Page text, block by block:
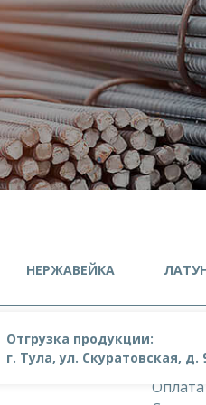
Отгрузка продукции:
г. Тула, ул. Скуратовская, д.
НЕРЖАВЕЙКА
О
Оплата